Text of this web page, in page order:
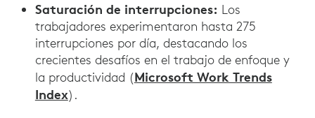
Saturación de interrupciones: Los
trabajadores experimentaron hasta 275
interrupciones por día, destacando los
crecientes desafíos en el trabajo de enfoque y
la productividad (Microsoft Work Trends
Index).